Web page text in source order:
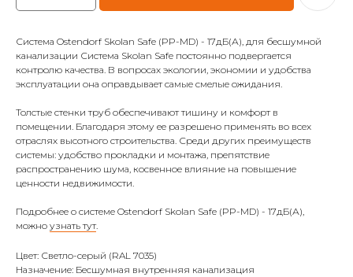
Система Ostendorf Skolan Safe (PP-MD) - 17дБ(А), для бесшумной
канализации Система Skolan Safe постоянно подвергается
контролю качества. В вопросах экологии, экономии и удобства
эксплуатации она оправдывает самые смелые ожидания.
Толстые стенки труб обеспечивают тишину и комфорт в
помещении. Благодаря этому ее разрешено применять во всех
отраслях высотного строительства. Среди других преимуществ
системы: удобство прокладки и монтажа, препятствие
распространению шума, косвенное влияние на повышение
ценности недвижимости.
Подробнее о системе Ostendorf Skolan Safe (PP-MD) - 17дБ(А),
можно узнать тут.
Цвет: Светло-серый (RAL 7035)
Назначение: Бесшумная внутренняя канализация